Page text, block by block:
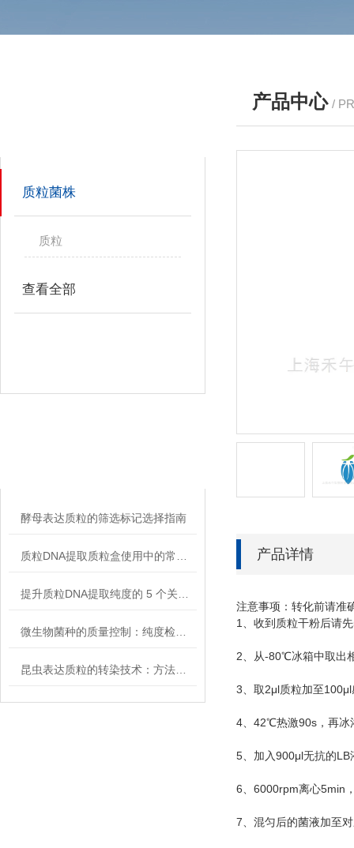
质粒菌株
质粒
查看全部
酵母表达质粒的筛选标记选择指南
产品中心 /
产品详情
注意事项：转化前请准
1 、收到质粒干粉后请先
2、从-80℃冰箱中取出
3、取 2μl质粒加至 100μl
4、 42℃热激90s ，再冰
5、加入900μl无抗的LB
6、 6000rpm离心5min
7、混匀后的菌液加至